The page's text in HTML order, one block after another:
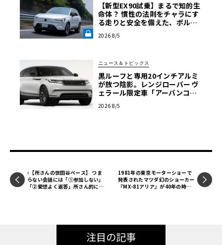
【新型EX90試乗】まるで知的生
命体？ 慣性の法則をチャラにす
る走りと安全を備えた、ボルボ
AB》
2026 8/5
ニュース＆トピックス
黒ルーフと専用20インチアルミ
が放つ陰影。レンジローバー ヴ
ェラール限定車「アーバンコン
2026 8/5
【所さんの世田谷ベース】 つま
らない会話には「①参加しない」
「②愛想よく返答」所さん的には
1981年の東京モーターショーで
発表されたマツダ幻のショーカー
『MX-81アリア』が40年の時を
注目の記事